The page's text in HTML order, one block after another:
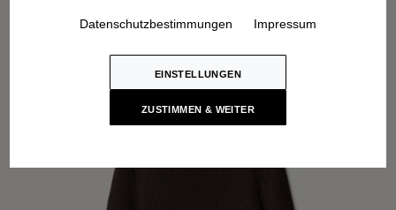
Datenschutzbestimmungen Impressum
EINSTELLUNGEN
ZUSTIMMEN & WEITER